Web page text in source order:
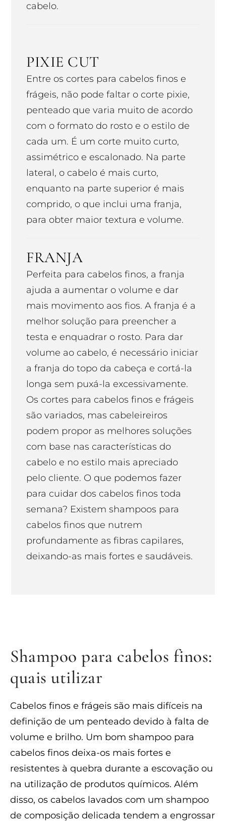
cabelo.
PIXIE CUT
Entre os cortes para cabelos finos e
frágeis, não pode faltar o corte pixie,
penteado que varia muito de acordo
com o formato do rosto e o estilo de
cada um. É um corte muito curto,
assimétrico e escalonado. Na parte
lateral, o cabelo é mais curto,
enquanto na parte superior é mais
comprido, o que inclui uma franja,
para obter maior textura e volume.
FRANJA
Perfeita para cabelos finos, a franja
ajuda a aumentar o volume e dar
mais movimento aos fios. A franja é a
melhor solução para preencher a
testa e enquadrar o rosto. Para dar
volume ao cabelo, é necessário iniciar
a franja do topo da cabeça e cortá-la
longa sem puxá-la excessivamente.
Os cortes para cabelos finos e frágeis
são variados, mas cabeleireiros
podem propor as melhores soluções
com base nas características do
cabelo e no estilo mais apreciado
pelo cliente. O que podemos fazer
para cuidar dos cabelos finos toda
semana? Existem shampoos para
cabelos finos que nutrem
profundamente as fibras capilares,
deixando-as mais fortes e saudáveis.
Shampoo para cabelos finos:
quais utilizar
Cabelos finos e frágeis são mais difíceis na
definição de um penteado devido à falta de
volume e brilho. Um bom shampoo para
cabelos finos deixa-os mais fortes e
resistentes à quebra durante a escovação ou
na utilização de produtos químicos. Além
disso, os cabelos lavados com um shampoo
de composição delicada tendem a engrossar